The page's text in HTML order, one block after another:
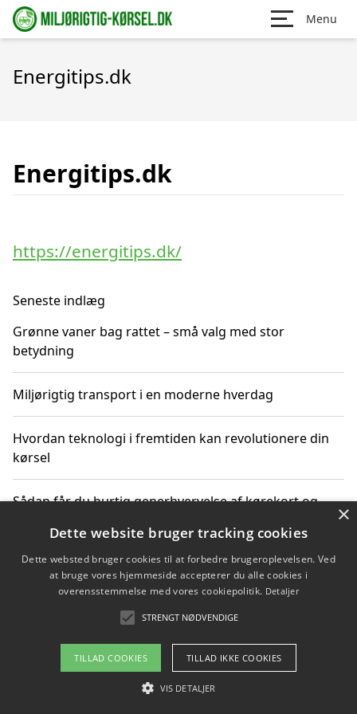
Menu
Energitips.dk
Energitips.dk
https://energitips.dk/
Seneste indlæg
Grønne vaner bag rattet – små valg med stor
betydning
Miljørigtig transport i en moderne hverdag
Hvordan teknologi i fremtiden kan revolutionere din
kørsel
Sådan får du hurtig generhvervelse af kørekort og
Sådan lærer du miljørigtig kørsel hos en køreskole i
Gentofte
Copyright 2026 - Pilanto Aps
Om / kontakt
×
Dette website bruger tracking cookies
Dette websted bruger cookies til at forbedre brugeroplevelsen. Ved
at bruge vores hjemmeside accepterer du alle cookies i
overensstemmelse med vores cookiepolitik. Detaljer
STRENGT NØDVENDIGE
TILLAD COOKIES TILLAD IKKE COOKIES
VIS DETALJER